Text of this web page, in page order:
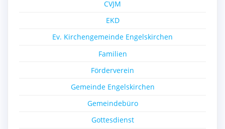
CVJM
EKD
Ev. Kirchengemeinde Engelskirchen
Familien
Förderverein
Gemeinde Engelskirchen
Gemeindebüro
Gottesdienst